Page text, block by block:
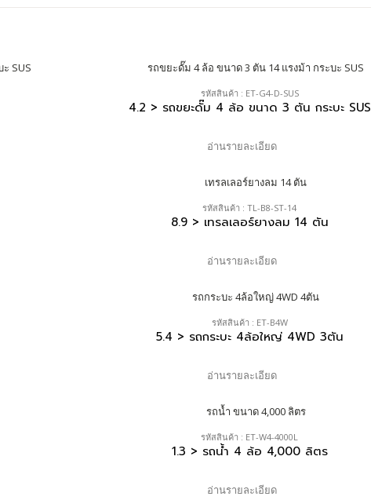
รหัสสินค้า : ET-G4-D-SUS
4.2 > รถขยะดั๊ม 4 ล้อ ขนาด 3 ตัน กระบะ SUS
อ่านรายละเอียด
รหัสสินค้า : TL-B8-ST-14
8.9 > เทรลเลอร์ยางลม 14 ตัน
อ่านรายละเอียด
รหัสสินค้า : ET-B4W
5.4 > รถกระบะ 4ล้อใหญ่ 4WD 3ตัน
อ่านรายละเอียด
รหัสสินค้า : ET-W4-4000L
1.3 > รถน้ำ 4 ล้อ 4,000 ลิตร
อ่านรายละเอียด